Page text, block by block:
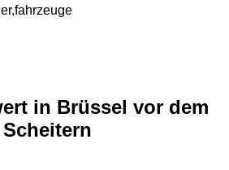
in Brüssel vor dem
Scheitern